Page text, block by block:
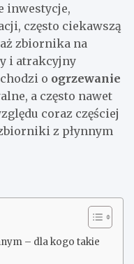
inwestycje,
często ciekawszą
zbiornika na
i atrakcyjny
o ogrzewanie
a często nawet
coraz częściej
z płynnym
– dla kogo takie